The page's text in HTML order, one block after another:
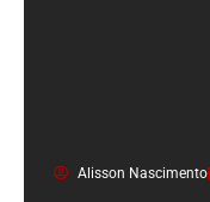
Alisson Nascimento